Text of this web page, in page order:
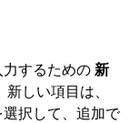
するための 新
しい項目は、
択して、追加で